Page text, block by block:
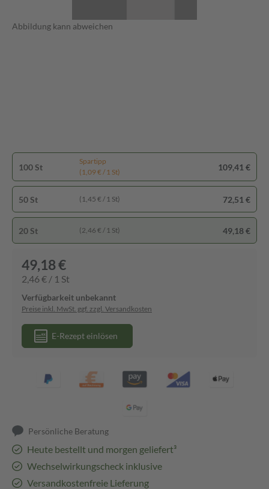
Abbildung kann abweichen
100 St
Spartipp
(1,09 € / 1 St)
109,41 €
50 St (1,45 € / 1 St) 72,51 €
20 St (2,46 € / 1 St) 49,18 €
49,18 €
2,46 € / 1 St
Verfügbarkeit unbekannt
Preise inkl. MwSt. ggf. zzgl. Versandkosten
E-Rezept einlösen
Persönliche Beratung
Heute bestellt und morgen geliefert³
Wechselwirkungscheck inklusive
Versandkostenfreie Lieferung